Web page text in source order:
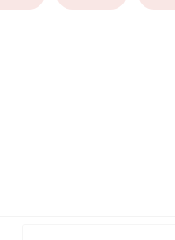
in Volkensen